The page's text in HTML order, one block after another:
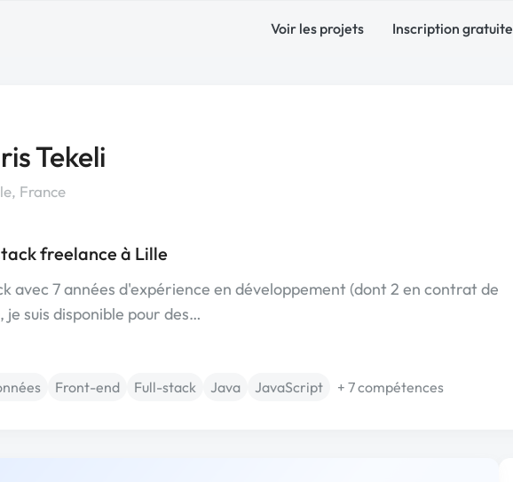
Voir les projets Inscription gratuite
Tekeli
France
freelance à Lille
avec 7 années d'expérience en développement (dont 2 en contrat de
suis disponible pour des…
Front-end Full-stack Java JavaScript + 7 compétences